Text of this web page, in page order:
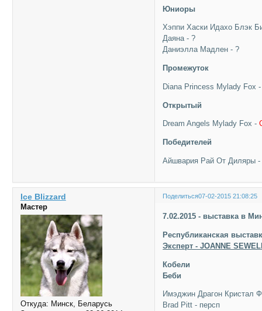
Юниоры
Хэппи Хаски Идахо Блэк
Даяна - ?
Даниэлла Мадлен - ?
Промежуток
Diana Princess Mylady Fox
Открытый
Dream Angels Mylady Fox -
Победителей
Айшвария Рай От Диляры
Поделиться07-02-2015 21:08:25
Ice Blizzard
Мастер
Откуда: Минск, Беларусь
7.02.2015 - выставка в
Республиканская
Эксперт - JOANNE
Кобели
Беби
Имэджин Драгон Кристал
Brad Pitt - персп